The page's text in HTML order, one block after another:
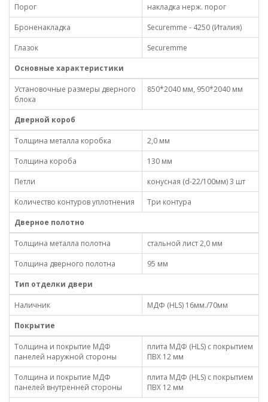
Порог
накладка нерж. порог
Броненакладка
Securemme - 4250 (Италия)
Глазок
Securemme
Основные характеристики
Установочные размеры дверного
блока
850*2040 мм, 950*2040 мм
Дверной короб
Толщина металла коробка
2,0 мм
Толщина короба
130 мм
Петли
конусная (d-22/100мм) 3 шт
Количество контуров уплотнения
Три контура
Дверное полотно
Толщина металла полотна
стальной лист 2,0 мм
Толщина дверного полотна
95 мм
Тип отделки двери
Наличник
МДФ (HLS) 16мм./70мм
Покрытие
Толщина и покрытие МДФ
панелей наружной стороны
плита МДФ (HLS) с покрытием
ПВХ 12 мм
Толщина и покрытие МДФ
панелей внутренней стороны
плита МДФ (HLS) с покрытием
ПВХ 12 мм